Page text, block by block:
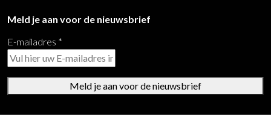
Meld je aan voor de nieuwsbrief
E-mailadres *
Meld je aan voor de nieuwsbrief